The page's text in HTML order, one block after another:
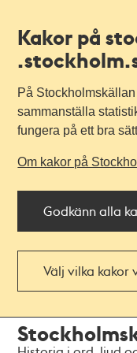
Kakor på
På
sammanställa
fungera på ett bra
Om kakor på
Godkänn alla
Välj vilka kakor
navigationen
huvudinnehållet